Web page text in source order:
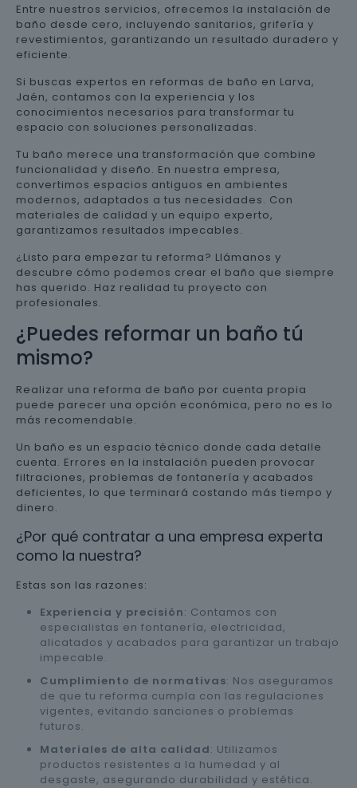
Entre nuestros servicios, ofrecemos la instalación de
baño desde cero, incluyendo sanitarios, grifería y
revestimientos, garantizando un resultado duradero y
eficiente.
Si buscas expertos en reformas de baño en Larva,
Jaén, contamos con la experiencia y los
conocimientos necesarios para transformar tu
espacio con soluciones personalizadas.
Tu baño merece una transformación que combine
funcionalidad y diseño. En nuestra empresa,
convertimos espacios antiguos en ambientes
modernos, adaptados a tus necesidades. Con
materiales de calidad y un equipo experto,
garantizamos resultados impecables.
¿Listo para empezar tu reforma? Llámanos y
descubre cómo podemos crear el baño que siempre
has querido. Haz realidad tu proyecto con
profesionales.
¿Puedes reformar un baño tú
mismo?
Realizar una reforma de baño por cuenta propia
puede parecer una opción económica, pero no es lo
más recomendable.
Un baño es un espacio técnico donde cada detalle
cuenta. Errores en la instalación pueden provocar
filtraciones, problemas de fontanería y acabados
deficientes, lo que terminará costando más tiempo y
dinero.
¿Por qué contratar a una empresa experta
como la nuestra?
Estas son las razones:
Experiencia y precisión: Contamos con
especialistas en fontanería, electricidad,
alicatados y acabados para garantizar un trabajo
impecable.
Cumplimiento de normativas: Nos aseguramos
de que tu reforma cumpla con las regulaciones
vigentes, evitando sanciones o problemas
futuros.
Materiales de alta calidad: Utilizamos
productos resistentes a la humedad y al
desgaste, asegurando durabilidad y estética.